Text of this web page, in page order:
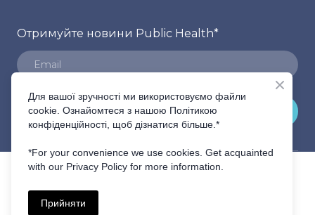
Отримуйте новини Public Health*
ПІДПИСАТИСЬ
Для вашої зручності ми використовуємо файли
cookie. Ознайомтеся з нашою Політикою
конфіденційності, щоб дізнатися більше.*
*For your convenience we use cookies. Get acquainted
with our Privacy Policy for more information.
Прийняти